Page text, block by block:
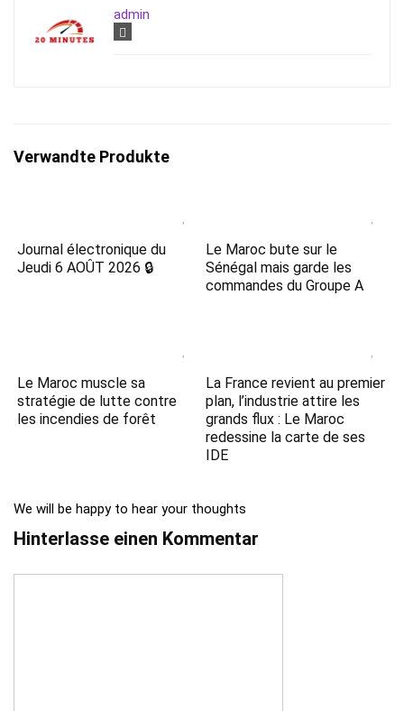
admin
Verwandte Produkte
Journal électronique du
Jeudi 6 AOÛT 2026 🔒
Le Maroc bute sur le
Sénégal mais garde les
commandes du Groupe A
Le Maroc muscle sa
stratégie de lutte contre
les incendies de forêt
La France revient au premier
plan, l’industrie attire les
grands flux : Le Maroc
redessine la carte de ses
IDE
We will be happy to hear your thoughts
Hinterlasse einen Kommentar